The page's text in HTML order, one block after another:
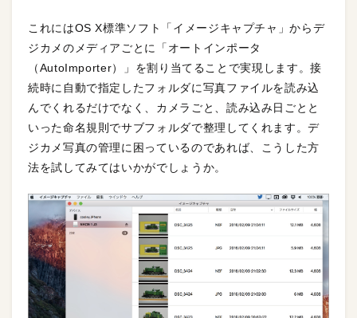
これにはOS X標準ソフト「イメージキャプチャ」からデ
ジカメのメディアごとに「オートインポータ
（AutoImporter）」を割り当てることで実現します。接
続時に自動で指定したフォルダに写真ファイルを読み込
んでくれるだけでなく、カメラごと、読み込み日ごとと
いった命名規則でサブフォルダで整理してくれます。デ
ジカメ写真の管理に困っているのであれば、こうした方
法を試してみてはいかがでしょうか。